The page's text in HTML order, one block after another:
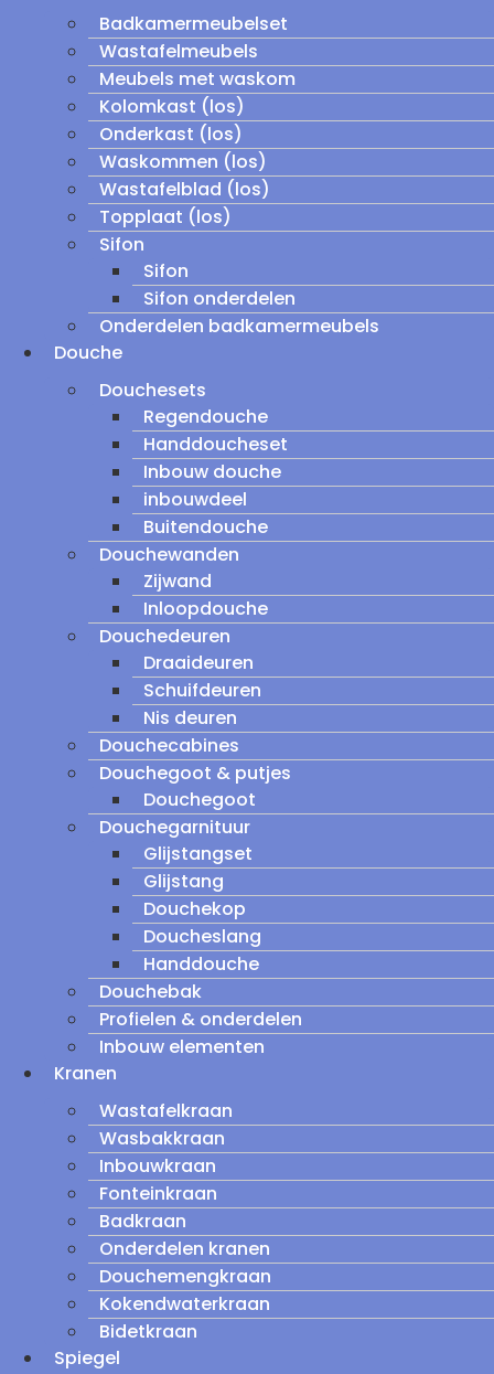
Badkamermeubelset
Wastafelmeubels
Meubels met waskom
Kolomkast (los)
Onderkast (los)
Waskommen (los)
Wastafelblad (los)
Topplaat (los)
Sifon
Sifon
Sifon onderdelen
Onderdelen badkamermeubels
Douche
Douchesets
Regendouche
Handdoucheset
Inbouw douche
inbouwdeel
Buitendouche
Douchewanden
Zijwand
Inloopdouche
Douchedeuren
Draaideuren
Schuifdeuren
Nis deuren
Douchecabines
Douchegoot & putjes
Douchegoot
Douchegarnituur
Glijstangset
Glijstang
Douchekop
Doucheslang
Handdouche
Douchebak
Profielen & onderdelen
Inbouw elementen
Kranen
Wastafelkraan
Wasbakkraan
Inbouwkraan
Fonteinkraan
Badkraan
Onderdelen kranen
Douchemengkraan
Kokendwaterkraan
Bidetkraan
Spiegel